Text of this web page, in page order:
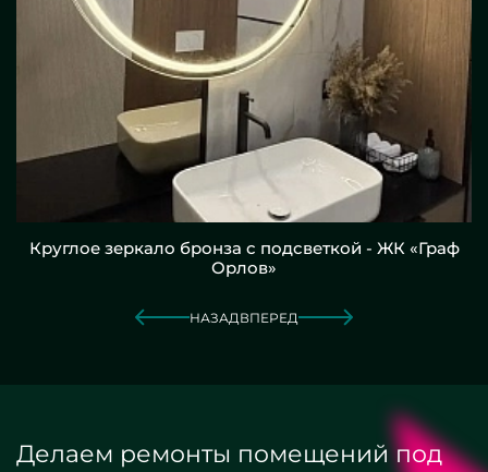
Круглое зеркало бронза с подсветкой - ЖК «Граф
Орлов»
НАЗАД ВПЕРЕД
Делаем ремонты помещений под